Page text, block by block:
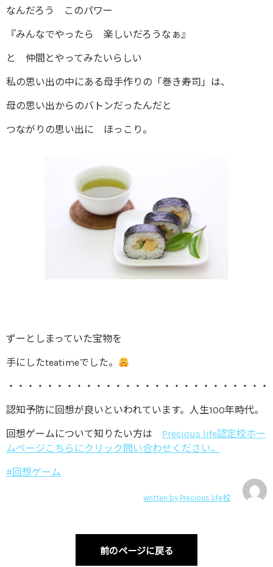
なんだろう このパワー
『みんなでやったら 楽しいだろうなぁ』
と 仲間とやってみたいらしい
私の思い出の中にある母手作りの「巻き寿司」は、
母の思い出からのバトンだったんだと
つながりの思い出に ほっこり。
ずーとしまっていた宝物を
手にしたteatimeでした。
・・・・・・・・・・・・・・・・・・・・・・・・・・・
認知予防に回想が良いといわれています。人生100年時代。
回想ゲームについて知りたい方は Precious life認定校ホー
ムページこちらにクリック問い合わせください。
#回想ゲーム
written by Precious life校
前のページに戻る